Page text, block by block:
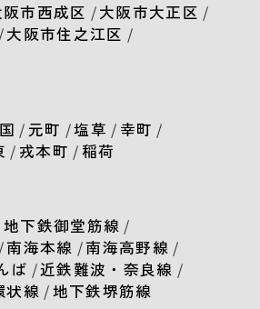
阪市西成区 /大阪市大正区 /
/大阪市住之江区 /
/ 元町 /塩草 / 幸町 /
/ 戎本町 /稲荷
地下鉄御堂筋線 /
/南海本線 /南海高野線 /
ば /近鉄難波・奈良線 /
状線 /地下鉄堺筋線